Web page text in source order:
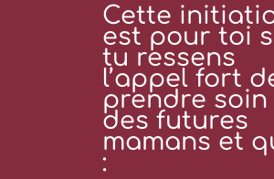
Cette
est pour toi
tu ressens
l’appel fort
prendre soin
des futures
mamans et
: